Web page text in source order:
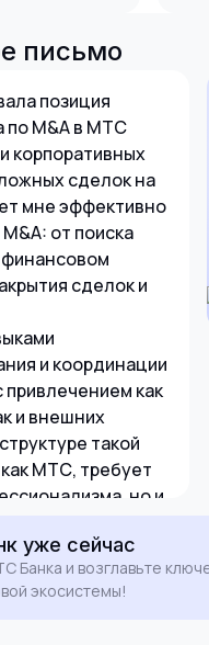
письмо
позиция
по M&A в МТС
корпоративных
сделок на
мне эффективно
от поиска
финансовом
сделок и
и координации
как
и внешних
такой
МТС, требует
но и
из моих
уже сейчас
Банка и возглавьте
экосистемы!